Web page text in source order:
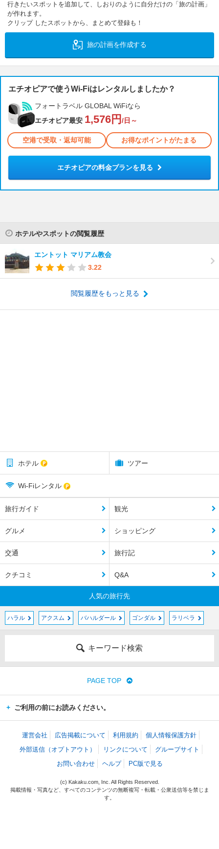
行きたいスポットを追加して、しおりのように自分だけの「旅の計画」
が作れます。
クリップ したスポットから、まとめて登録も！
旅の計画を作成する
エチオピアで使うWi-Fiはレンタルしましたか？
フォートラベル GLOBAL WiFiなら
エチオピア最安 1,576円 /日～
空港で受取・返却可能 お得なポイントがたまる
エチオピアの料金プランを見る
ホテルやスポットの閲覧履歴
エントット マリアム教会
3.22
閲覧履歴をもっと見る
ホテル ツアー
Wi-Fiレンタル
旅行ガイド 観光
グルメ ショッピング
交通 旅行記
クチコミ Q&A
人気の旅行先
ハラル アクスム バハルダール ゴンダル ラリベラ
キーワード検索
PAGE TOP
ご利用の前にお読みください。
運営会社 広告掲載について 利用規約
個人情報保護方針
外部送信（オプトアウト）
リンクについて
グループサイト
お問い合わせ
ヘルプ PC版で見る
(c) Kakaku.com, Inc. All Rights Reserved.
掲載情報・写真など、すべてのコンテンツの無断複写・転載・公衆送信等を禁じま
す。